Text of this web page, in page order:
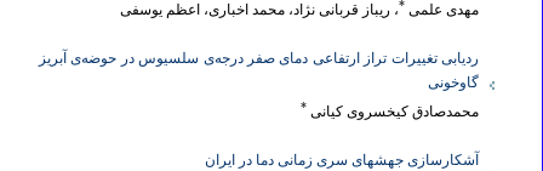
مهدی علمی
، ریباز قربانی نژاد، محمد اخباری، اعظم یوسفی
ردیابی تغییرات تراز ارتفاعی دمای صفر درجه‌ی سلسیوس در حوضه‌ی آبریز
گاوخونی
محمدصادق کیخسروی کیانی
آشکارسازی جهش‎های سری زمانی دما در ایران